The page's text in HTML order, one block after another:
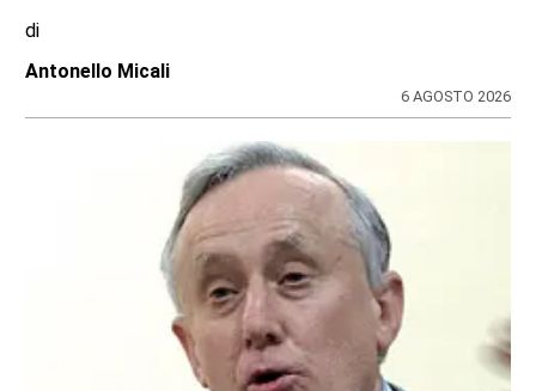
di
Antonello Micali
6 AGOSTO 2026